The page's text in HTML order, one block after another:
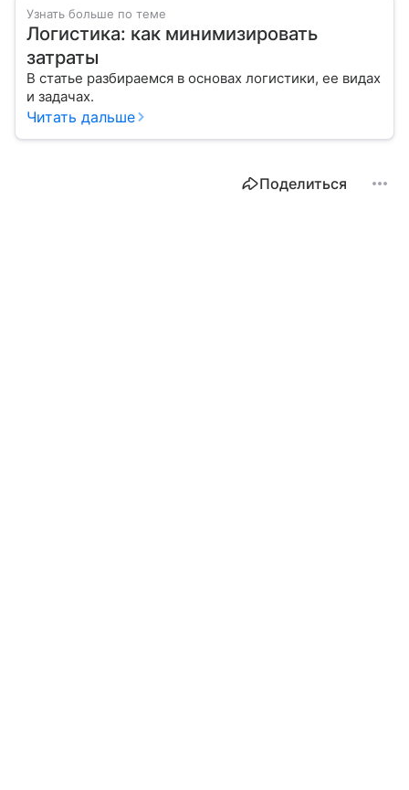
Узнать больше по теме
Логистика: как минимизировать
затраты
В статье разбираемся в основах логистики, ее видах
и задачах.
Читать дальше
Поделиться